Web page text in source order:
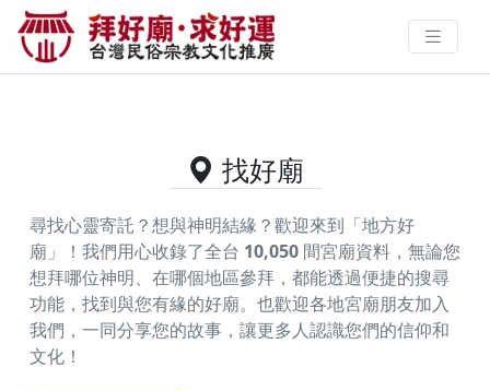
高雄市彌陀區的好廟資料｜拜好廟
求好運 找到與您有緣的信仰
找好廟
尋找心靈寄託？想與神明結緣？歡迎來到「地方好
廟」！我們用心收錄了全台 10,050 間宮廟資料，無論您
想拜哪位神明、在哪個地區參拜，都能透過便捷的搜尋
功能，找到與您有緣的好廟。 也歡迎各地宮廟朋友加入
我們，一同分享您的故事，讓更多人認識您們的信仰和
文化！